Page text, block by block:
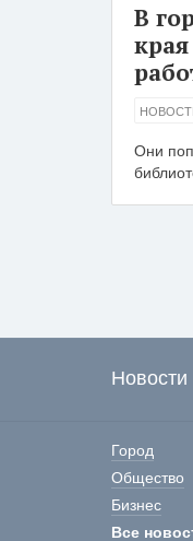
В
Они
Город
Общество
Бизнес
Все